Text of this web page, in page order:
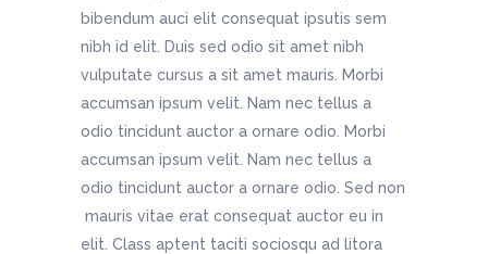
bibendum auci elit consequat ipsutis sem
nibh id elit. Duis sed odio sit amet nibh
vulputate cursus a sit amet mauris. Morbi
accumsan ipsum velit. Nam nec tellus a
odio tincidunt auctor a ornare odio. Morbi
accumsan ipsum velit. Nam nec tellus a
odio tincidunt auctor a ornare odio. Sed non
mauris vitae erat consequat auctor eu in
elit. Class aptent taciti sociosqu ad litora